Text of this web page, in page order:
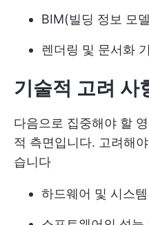
BIM(빌딩 정보 모
렌더링 및 문서화
기술적 고려 사
다음으로 집중해야 할
적 측면입니다. 고려해
습니다
하드웨어 및 시스